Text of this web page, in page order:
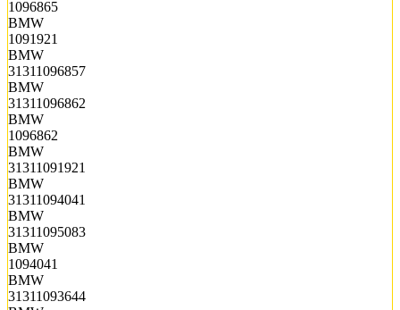
1096865
BMW
1091921
BMW
31311096857
BMW
31311096862
BMW
1096862
BMW
31311091921
BMW
31311094041
BMW
31311095083
BMW
1094041
BMW
31311093644